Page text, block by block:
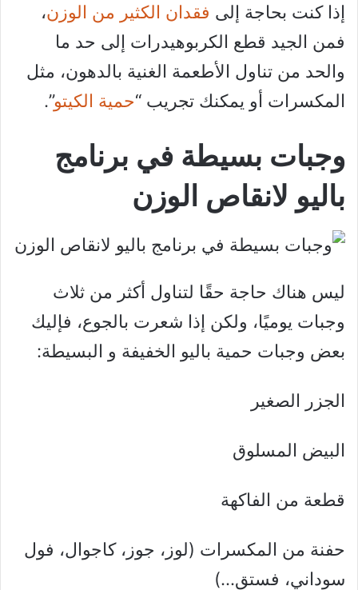
إذا كنت بحاجة إلى فقدان الكثير من الوزن،
فمن الجيد قطع الكربوهيدرات إلى حد ما
والحد من تناول الأطعمة الغنية بالدهون، مثل
المكسرات أو يمكنك تجريب “حمية الكيتو”.
وجبات بسيطة في برنامج
باليو لانقاص الوزن
ليس هناك حاجة حقًا لتناول أكثر من ثلاث
وجبات يوميًا، ولكن إذا شعرت بالجوع، فإليك
بعض وجبات حمية باليو الخفيفة و البسيطة:
الجزر الصغير
البيض المسلوق
قطعة من الفاكهة
حفنة من المكسرات (لوز، جوز، كاجوال، فول
سوداني، فستق…)